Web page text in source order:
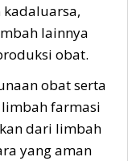
lainnya
obat.
obat serta
farmasi
dari limbah
yang aman